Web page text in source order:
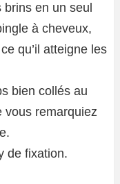
en un seul
à cheveux,
qu’il atteigne les
bien collés au
vous remarquiez
de fixation.